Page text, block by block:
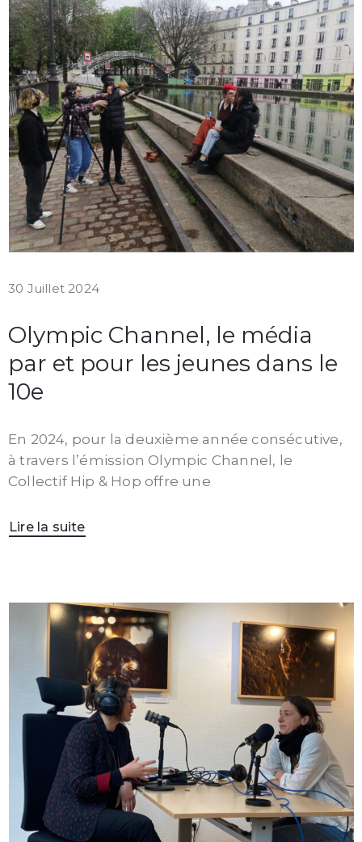
30 Juillet 2024
Olympic Channel, le média
par et pour les jeunes dans le
10e
En 2024, pour la deuxième année consécutive,
à travers l’émission Olympic Channel, le
Collectif Hip & Hop offre une
Lire la suite